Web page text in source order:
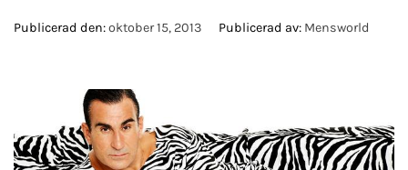
Publicerad den:oktober 15, 2013 Publicerad av: Mensworld